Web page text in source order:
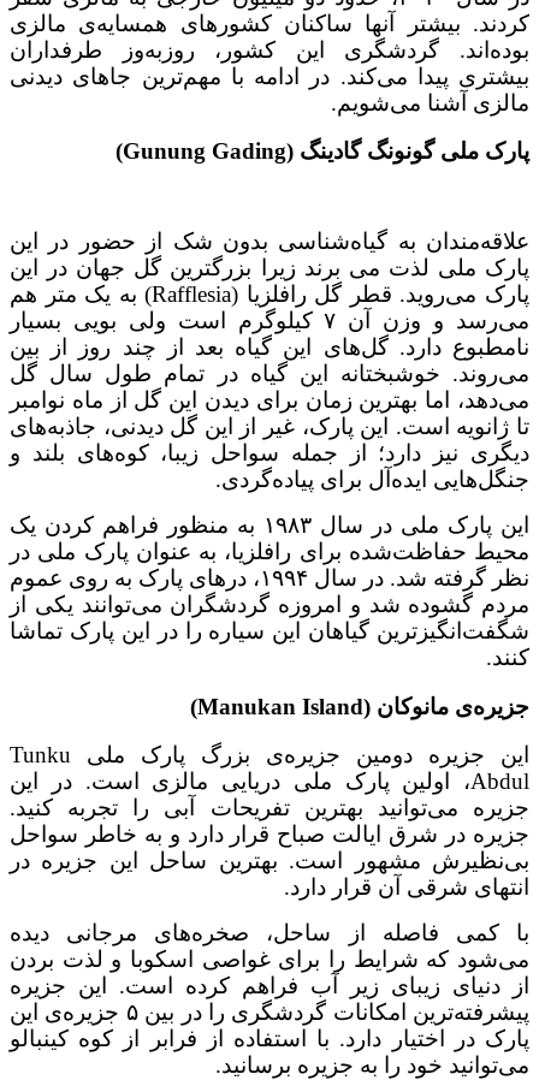
کردند. بیشتر آنها ساکنان کشورهای همسایه‌ی مالزی
بوده‌اند. گردشگری این کشور، روزبه‌وز طرفداران
بیشتری پیدا می‌کند. در ادامه با مهم‌ترین جاهای دیدنی
مالزی آشنا می‌شویم.
پارک ملی گونونگ گادینگ (Gunung Gading)
علاقه‌مندان به گیاه‌شناسی بدون شک از حضور در این
پارک ملی لذت می برند زیرا بزرگترین گل جهان در این
پارک می‌روید. قطر گل رافلزیا (Rafflesia) به یک متر هم
می‌رسد و وزن آن ۷ کیلوگرم است ولی بویی بسیار
نامطبوع دارد. گل‌های این گیاه بعد از چند روز از بین
می‌روند. خوشبختانه این گیاه در تمام طول سال گل
می‌دهد، اما بهترین زمان برای دیدن این گل از ماه نوامبر
تا ژانویه است. این پارک، غیر از این گل دیدنی، جاذبه‌های
دیگری نیز دارد؛ از جمله سواحل زیبا، کوه‌های بلند و
جنگل‌هایی ایده‌آل برای پیاده‌گردی.
این پارک ملی در سال ۱۹۸۳ به منظور فراهم کردن یک
محیط حفاظت‌شده برای رافلزیا، به عنوان پارک ملی در
نظر گرفته شد. در سال ۱۹۹۴، درهای پارک به روی عموم
مردم گشوده شد و امروزه گردشگران می‌توانند یکی از
شگفت‌انگیزترین گیاهان این سیاره را در این پارک تماشا
کنند.
جزیره‌ی مانوکان (Manukan Island)
این جزیره دومین جزیره‌ی بزرگ پارک ملی Tunku
Abdul، اولین پارک ملی دریایی مالزی است. در این
جزیره می‌توانید بهترین تفریحات آبی را تجربه کنید.
جزیره در شرق ایالت صباح قرار دارد و به خاطر سواحل
بی‌نظیرش مشهور است. بهترین ساحل این جزیره در
انتهای شرقی آن قرار دارد.
با کمی فاصله از ساحل، صخره‌های مرجانی دیده
می‌شود که شرایط را برای غواصی اسکوبا و لذت بردن
از دنیای زیبای زیر آب فراهم کرده است. این جزیره
پیشرفته‌ترین امکانات گردشگری را در بین ۵ جزیره‌ی این
پارک در اختیار دارد. با استفاده از فرابر از کوه کینبالو
می‌توانید خود را به جزیره برسانید.